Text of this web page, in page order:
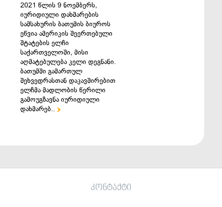
2021 წლის 9 ნოემბერს,
იურიდიული დახმარების
სამსახურის ბათუმის ბიუროს
ეწვია ამერიკის შეერთებული
შტატების ელჩი
საქართველოში, მისი
აღმატებულება კელი დეგნანი.
ბათუმში გამართულ
შეხვედრასთან დაკავშირებით
ელჩმა მადლობის წერილი
გამოუგზავნა იურიდიული
დახმარებ..
კონტაქტი